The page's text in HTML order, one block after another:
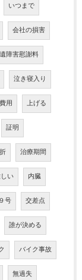
いつまで
会社の損害
障害慰謝料
泣き寝入り
用 上げる
証明
治療期間
い 内臓
号 交差点
誰が決める
バイク事故
無過失